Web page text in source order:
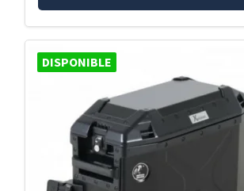
DISPONIBLE